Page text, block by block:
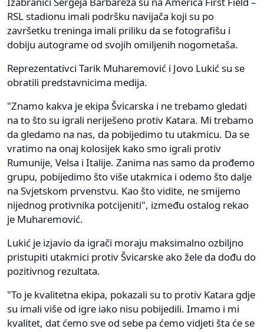
RSL stadionu imali podršku navijača koji su po
završetku treninga imali priliku da se fotografišu i
dobiju autograme od svojih omiljenih nogometaša.
Reprezentativci Tarik Muharemović i Jovo Lukić su se
obratili predstavnicima medija.
"Znamo kakva je ekipa Švicarska i ne trebamo gledati
na to što su igrali neriješeno protiv Katara. Mi trebamo
da gledamo na nas, da pobijedimo tu utakmicu. Da se
vratimo na onaj kolosijek kako smo igrali protiv
Rumunije, Velsa i Italije. Zanima nas samo da prođemo
grupu, pobijedimo što više utakmica i odemo što dalje
na Svjetskom prvenstvu. Kao što vidite, ne smijemo
nijednog protivnika potcijeniti", između ostalog rekao
je Muharemović.
Lukić je izjavio da igrači moraju maksimalno ozbiljno
pristupiti utakmici protiv Švicarske ako žele da dođu do
pozitivnog rezultata.
"To je kvalitetna ekipa, pokazali su to protiv Katara gdje
su imali više od igre iako nisu pobijedili. Imamo i mi
kvalitet, dat ćemo sve od sebe pa ćemo vidjeti šta će se